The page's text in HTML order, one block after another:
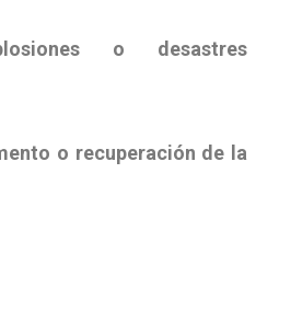
o desastres
o recuperación de la